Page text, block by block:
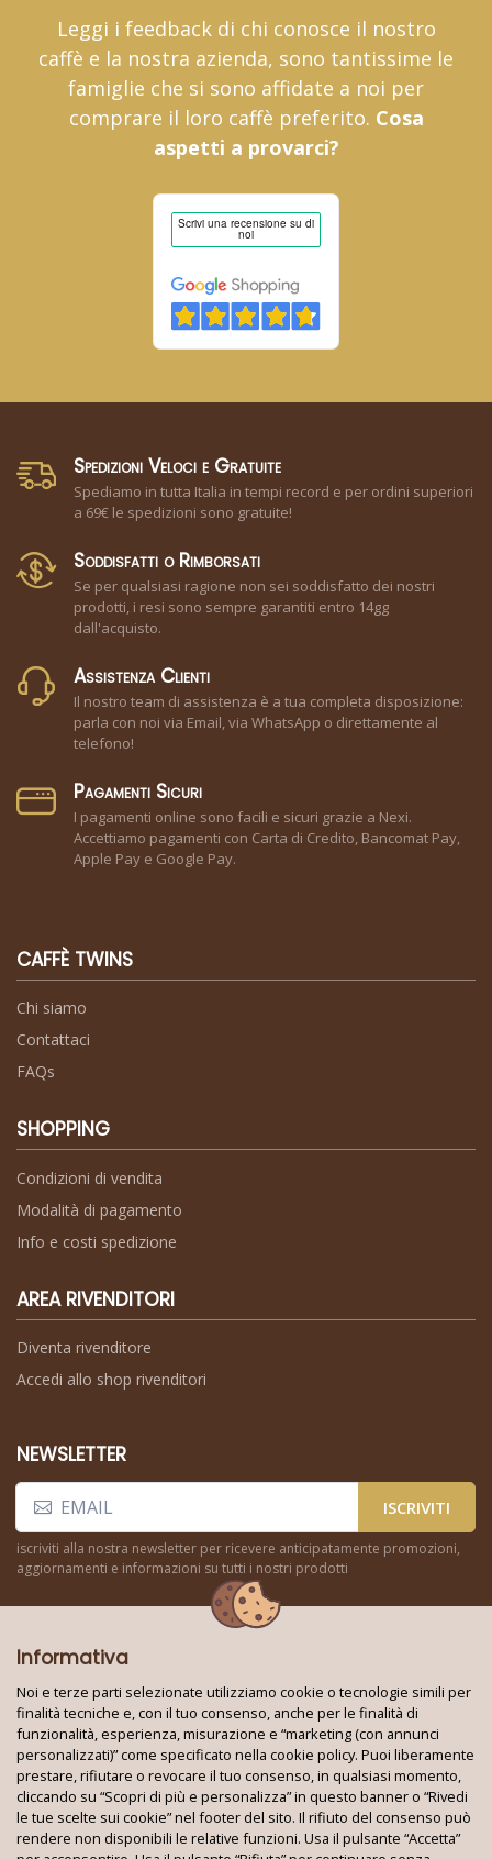
Leggi i feedback di chi conosce il nostro
caffè e la nostra azienda, sono tantissime le
famiglie che si sono affidate a noi per
comprare il loro caffè preferito. Cosa
aspetti a provarci?
Spedizioni Veloci e Gratuite
Spediamo in tutta Italia in tempi record e per ordini superiori
a 69€ le spedizioni sono gratuite!
Soddisfatti o Rimborsati
Se per qualsiasi ragione non sei soddisfatto dei nostri
prodotti, i resi sono sempre garantiti entro 14gg
dall'acquisto.
Assistenza Clienti
Il nostro team di assistenza è a tua completa disposizione:
parla con noi via Email, via WhatsApp o direttamente al
telefono!
Pagamenti Sicuri
I pagamenti online sono facili e sicuri grazie a Nexi.
Accettiamo pagamenti con Carta di Credito, Bancomat Pay,
Apple Pay e Google Pay.
CAFFÈ TWINS
Chi siamo
Contattaci
FAQs
SHOPPING
Condizioni di vendita
Modalità di pagamento
Info e costi spedizione
AREA RIVENDITORI
Diventa rivenditore
Accedi allo shop rivenditori
NEWSLETTER
ISCRIVITI
iscriviti alla nostra newsletter per ricevere anticipatamente promozioni,
aggiornamenti e informazioni su tutti i nostri prodotti
Seguici su:
Techno World Srl Unipersonale © 2026
Partita IVA: 08353010724 - REA: BA 621663
Informativa
Noi e terze parti selezionate utilizziamo cookie o tecnologie simili per
finalità tecniche e, con il tuo consenso, anche per le finalità di
funzionalità, esperienza, misurazione e “marketing (con annunci
personalizzati)” come specificato nella cookie policy. Puoi liberamente
prestare, rifiutare o revocare il tuo consenso, in qualsiasi momento,
cliccando su “Scopri di più e personalizza” in questo banner o “Rivedi
le tue scelte sui cookie” nel footer del sito. Il rifiuto del consenso può
rendere non disponibili le relative funzioni. Usa il pulsante “Accetta”